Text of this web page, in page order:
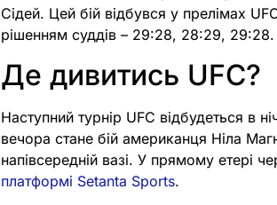
Сідей. Цей бій відбувся у прелімах
рішенням суддів – 29:28, 28:29,
Де дивитись UFC?
Наступний турнір UFC відбудеться в
вечора стане бій американця Ніла
напівсередній вазі. У прямому етері
платформі Setanta Sports.